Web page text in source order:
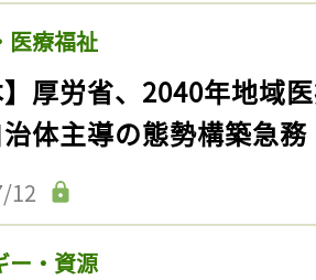
医療福祉
】厚労省、2040年地域
体主導の態勢構築急務
12
ー・資源